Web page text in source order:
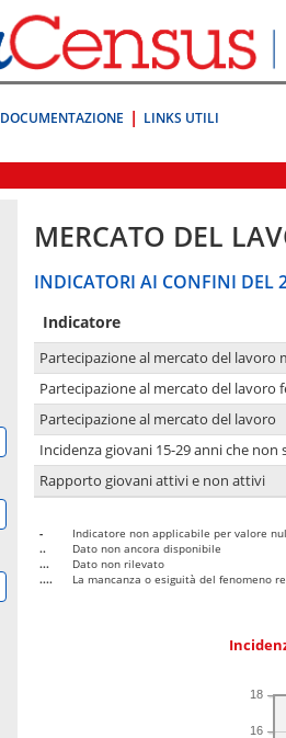
DOCUMENTAZIONE LINKS UTILI
MERCATO DEL
INDICATORI AI CONFINI DEL
Indicatore
Partecipazione al mercato del lavoro
Partecipazione al mercato del lavoro
Partecipazione al mercato del lavoro
Incidenza giovani 15-29 anni che
Rapporto giovani attivi e non attivi
-
Indicatore non applicabile per valore
..
Dato non ancora disponibile
...
Dato non rilevato
....
La mancanza o esiguità del fenomeno
16
18